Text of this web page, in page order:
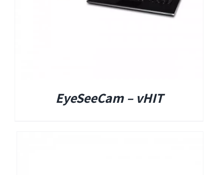
EyeSeeCam – vHIT